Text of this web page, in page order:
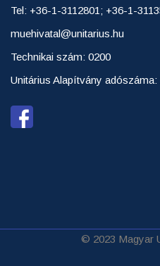
Tel: +36-1-3112801; +36-1-
muehivatal@unitarius.hu
Technikai szám: 0200
Unitárius Alapítvány adószáma:
© 2023 Magyar